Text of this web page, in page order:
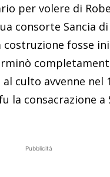
per volere di
consorte Sancia
costruzione fosse
al culto avvenne nel
la consacrazione a
Pubblicità